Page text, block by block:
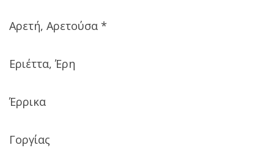
Αρετή, Αρετούσα *
Εριέττα, Έρη
Έρρικα
Γοργίας